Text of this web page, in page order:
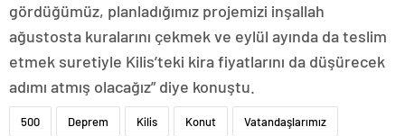
gördüğümüz, planladığımız projemizi inşallah
ağustosta kuralarını çekmek ve eylül ayında da teslim
etmek suretiyle Kilis’teki kira fiyatlarını da düşürecek
adımı atmış olacağız” diye konuştu.
500 Deprem Kilis Konut Vatandaşlarımız